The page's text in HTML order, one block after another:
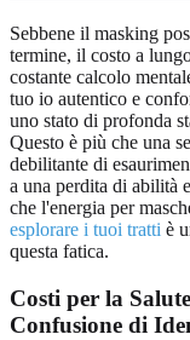
Sebbene il masking
termine, il costo a
costante calcolo
tuo io autentico e
uno stato di profonda
Questo è più che una
debilitante di
a una perdita di abilità
che l'energia per
esplorare i tuoi tratti è
questa fatica.
Costi per la
Confusione di